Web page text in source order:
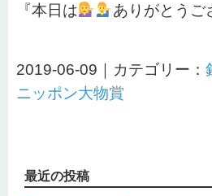
『本日は ありがとうご
2019-06-09｜カテゴリー：
ニッポン大物賞
最近の投稿